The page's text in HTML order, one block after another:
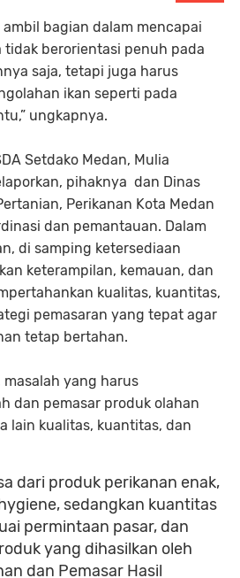
ambil bagian dalam mencapai
berorientasi penuh pada
saja, tetapi juga harus
ikan seperti pada
ungkapnya.
Setdako Medan, Mulia
pihaknya dan Dinas
Perikanan Kota Medan
dan pemantauan. Dalam
di samping ketersediaan
keterampilan, kemauan, dan
kualitas, kuantitas,
pemasaran yang tepat agar
tetap bertahan.
yang harus
dan pemasar produk olahan
lain kualitas, kuantitas, dan
dari produk perikanan enak,
sedangkan kuantitas
permintaan pasar, dan
yang dihasilkan oleh
dan Pemasar Hasil